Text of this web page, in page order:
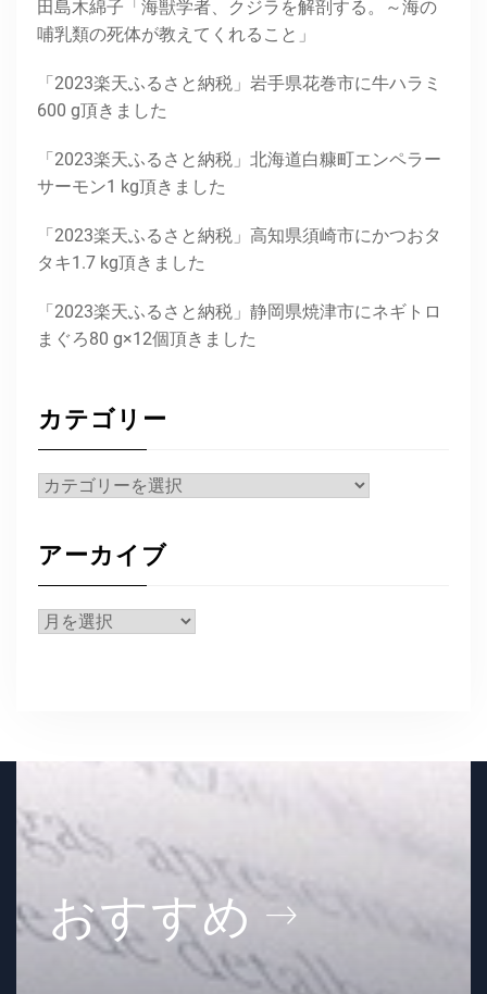
田島木綿子「海獣学者、クジラを解剖する。～海の
哺乳類の死体が教えてくれること」
「2023楽天ふるさと納税」岩手県花巻市に牛ハラミ
600 g頂きました
「2023楽天ふるさと納税」北海道白糠町エンペラー
サーモン1 kg頂きました
「2023楽天ふるさと納税」高知県須崎市にかつおタ
タキ1.7 kg頂きました
「2023楽天ふるさと納税」静岡県焼津市にネギトロ
まぐろ80 g×12個頂きました
カテゴリー
カ
リ
ー
アーカイブ
ア
おすすめ